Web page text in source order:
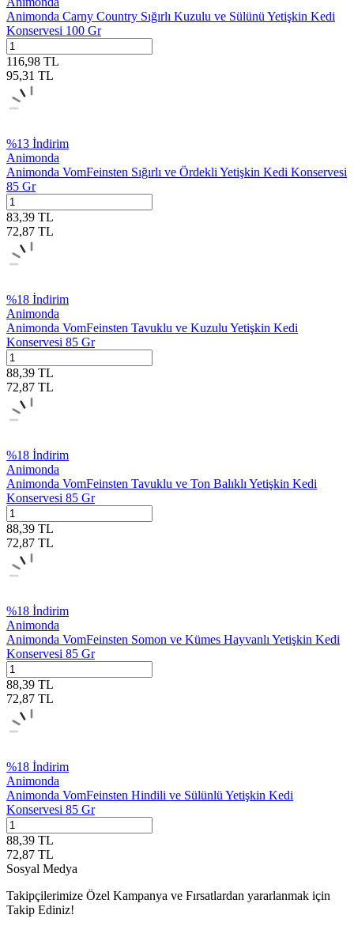
Animonda Carny Country Sığırlı Kuzulu ve Sülünü Yetişkin Kedi
Konservesi 100 Gr
116,98 TL
95,31 TL
%13 İndirim
Animonda
Animonda VomFeinsten Sığırlı ve Ördekli Yetişkin Kedi Konservesi
85 Gr
83,39 TL
72,87 TL
%18 İndirim
Animonda
Animonda VomFeinsten Tavuklu ve Kuzulu Yetişkin Kedi
Konservesi 85 Gr
88,39 TL
72,87 TL
%18 İndirim
Animonda
Animonda VomFeinsten Tavuklu ve Ton Balıklı Yetişkin Kedi
Konservesi 85 Gr
88,39 TL
72,87 TL
%18 İndirim
Animonda
Animonda VomFeinsten Somon ve Kümes Hayvanlı Yetişkin Kedi
Konservesi 85 Gr
88,39 TL
72,87 TL
%18 İndirim
Animonda
Animonda VomFeinsten Hindili ve Sülünlü Yetişkin Kedi
Konservesi 85 Gr
88,39 TL
72,87 TL
Sosyal Medya
Takipçilerimize Özel Kampanya ve Fırsatlardan yararlanmak için
Takip Ediniz!